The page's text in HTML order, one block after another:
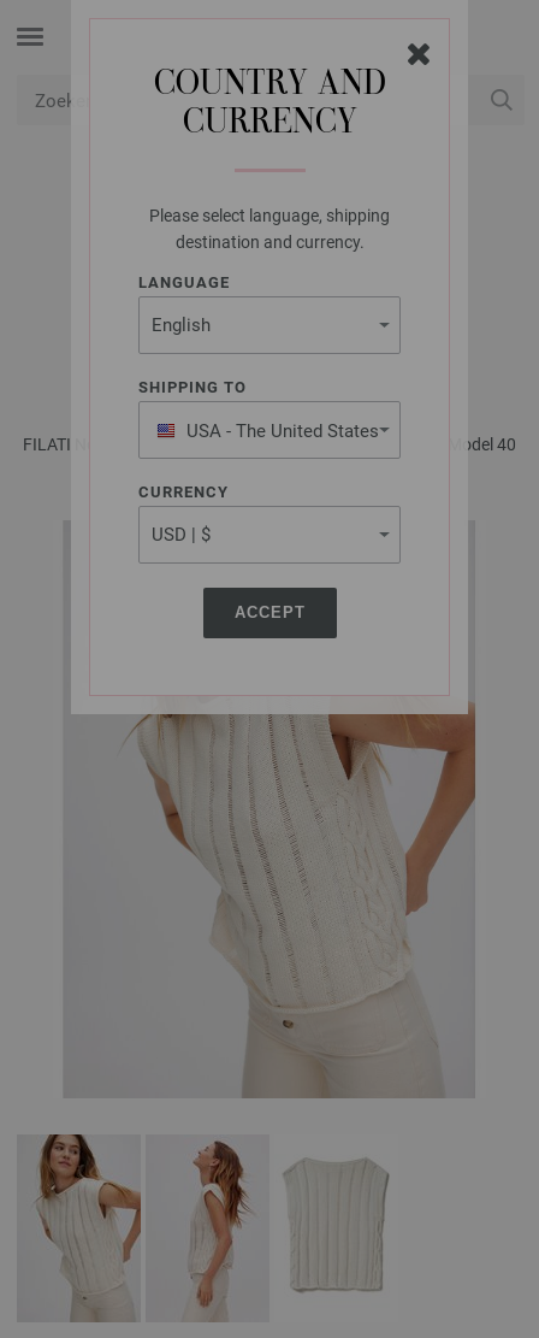
COUNTRY AND
CURRENCY
Please select language, shipping
destination and currency.
LANGUAGE
SHIPPING TO
USA - The United States
of America
CURRENCY
ACCEPT
LANA GROSSA
TOPJE MET
FANTASIEPATROO
PROMESSA
FILATI No. 67 - Tijdschrift (DE) + Breibeschrijvingen (NL) | Model 40